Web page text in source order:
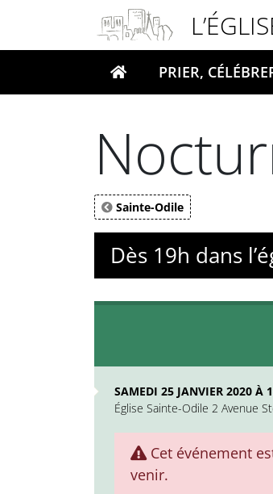
Votre recherche
PRIER,
Sainte-Odile
Dès 19h dans
SAMEDI 25 JANVIER 2020 À
Église Sainte-Odile 2 Avenue
Cet événement
venir.
Panneau de gestion des cookies